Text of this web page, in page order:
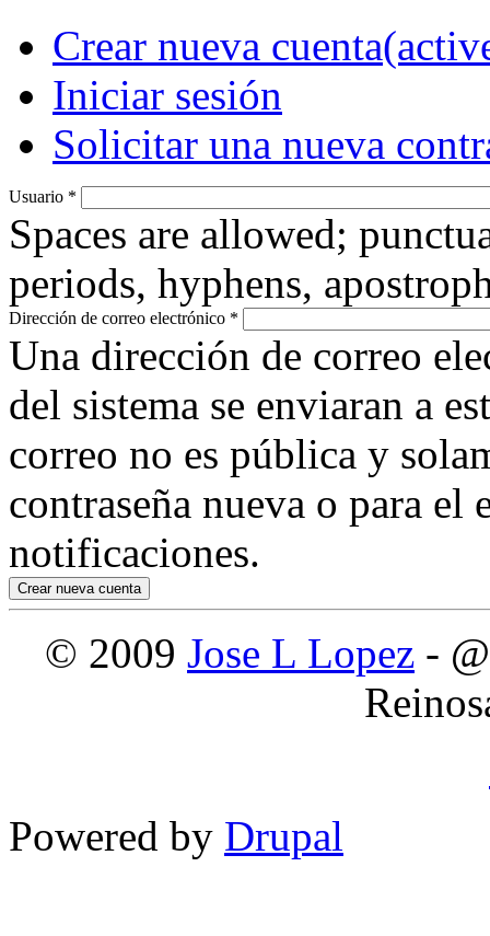
Crear nueva cuenta
Iniciar sesión
Solicitar una nueva
Usuario *
Spaces are allowed;
periods, hyphens,
Dirección de correo electrónico *
Una dirección de correo
del sistema se enviaran a
correo no es pública y
contraseña nueva o para
notificaciones.
© 2009 Jose L Lopez -
Powered by Drupal